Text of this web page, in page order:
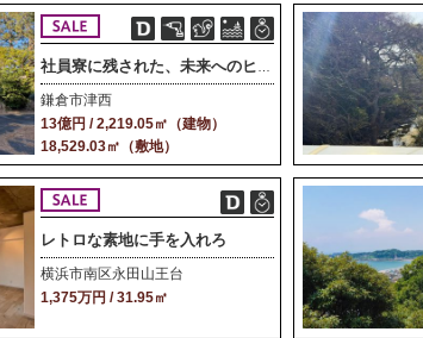
鎌倉市津西
13億円 / 2,219.05㎡（建物）
18,529.03㎡（敷地）
レトロな素地に手を入れろ
横浜市南区永田山王台
1,375万円 / 31.95㎡